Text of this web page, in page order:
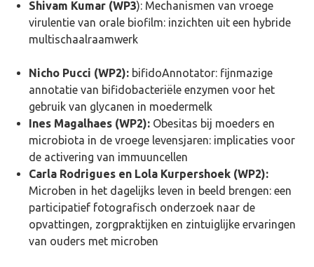
Shivam Kumar (WP3): Mechanismen van vroege
virulentie van orale biofilm: inzichten uit een hybride
multischaalraamwerk
Nicho Pucci (WP2):bifidoAnnotator: fijnmazige
annotatie van bifidobacteriële enzymen voor het
gebruik van glycanen in moedermelk
Ines Magalhaes (WP2):Obesitas bij moeders en
microbiota in de vroege levensjaren: implicaties voor
de activering van immuuncellen
Carla Rodrigues en Lola Kurpershoek (WP2):
Microben in het dagelijks leven in beeld brengen: een
participatief fotografisch onderzoek naar de
opvattingen, zorgpraktijken en zintuiglijke ervaringen
van ouders met microben